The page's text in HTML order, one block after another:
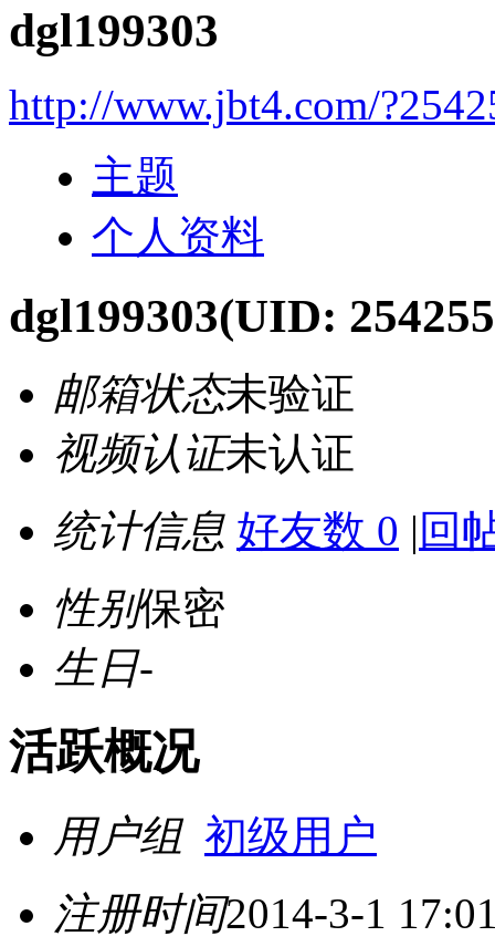
dgl199303
http://www.jbt4.com/
主题
个人资料
dgl199303(UID:
邮箱状态未验证
视频认证未认证
统计信息 好友数 0 | 回
性别保密
生日-
活跃概况
用户组 初级用户
注册时间2014-3-1